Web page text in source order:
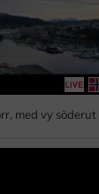
med vy söderut